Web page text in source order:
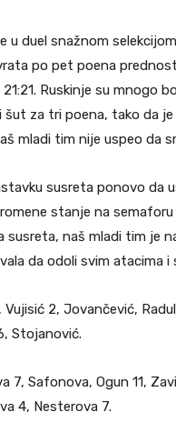
u duel snažnom
po pet poena
Ruskinje su mnogo
šut za tri poena, tako da
mladi tim nije uspeo da
susreta ponovo da
stanje na
naš mladi tim je
da odoli svim atacima i
2, Jovančević,
Stojanović.
7, Safonova, Ogun 11,
4, Nesterova 7.